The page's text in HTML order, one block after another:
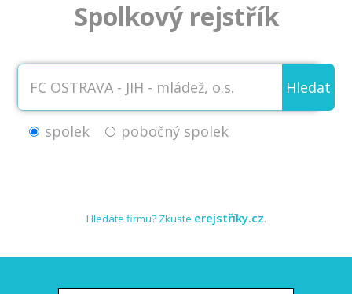
Spolkový rejstřík
Hledat
spolek pobočný spolek
Hledáte firmu? Zkuste erejstříky.cz.